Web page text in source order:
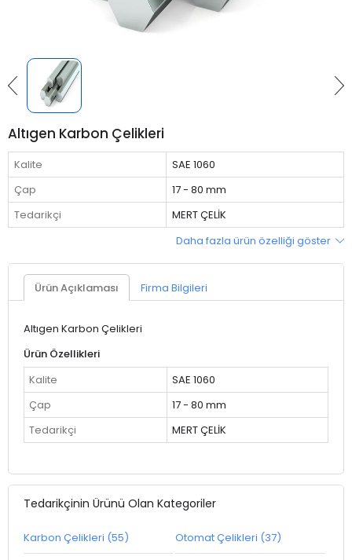
Altıgen Karbon Çelikleri
Kalite
SAE 1060
Çap
17 - 80 mm
Tedarikçi
MERT ÇELİK
Daha fazla ürün özelliği göster
Ürün Açıklaması Firma Bilgileri
Altıgen Karbon Çelikleri
Ürün Özellikleri
Kalite
SAE 1060
Çap
17 - 80 mm
Tedarikçi
MERT ÇELİK
Tedarikçinin Ürünü Olan Kategoriler
Karbon Çelikleri (55) Otomat Çelikleri (37)